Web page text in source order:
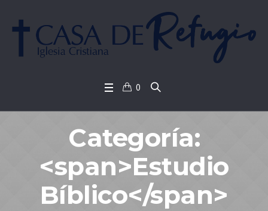
0
Categoría:
<span>Estudio
Bíblico</span>